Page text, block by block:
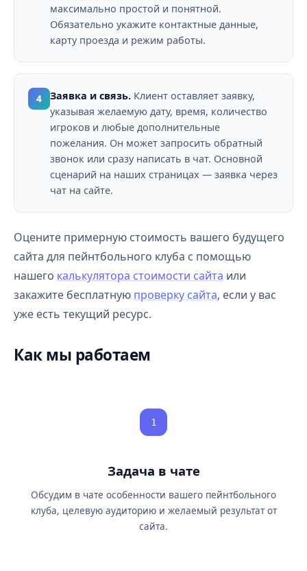
максимально простой и понятной.
Обязательно укажите контактные данные,
карту проезда и режим работы.
4 Заявка и связь. Клиент оставляет заявку,
указывая желаемую дату, время, количество
игроков и любые дополнительные
пожелания. Он может запросить обратный
звонок или сразу написать в чат. Основной
сценарий на наших страницах — заявка через
чат на сайте.
Оцените примерную стоимость вашего будущего
сайта для пейнтбольного клуба с помощью
нашего калькулятора стоимости сайта или
закажите бесплатную проверку сайта, если у вас
уже есть текущий ресурс.
Как мы работаем
1
Задача в чате
Обсудим в чате особенности вашего пейнтбольного
клуба, целевую аудиторию и желаемый результат от
сайта.